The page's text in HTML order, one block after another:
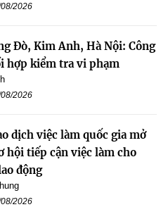
2026
Đò, Kim Anh, Hà Nội: Công
hợp kiểm tra vi phạm
2026
dịch việc làm quốc gia mở
hội tiếp cận việc làm cho
động
2026